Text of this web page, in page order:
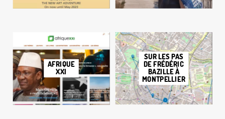
AFRIQUE
XXI
SUR LES PAS
DE FRÉDÉRIC
BAZILLE À
MONTPELLIER